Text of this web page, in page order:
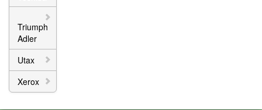
Triumph
Adler
Utax
Xerox